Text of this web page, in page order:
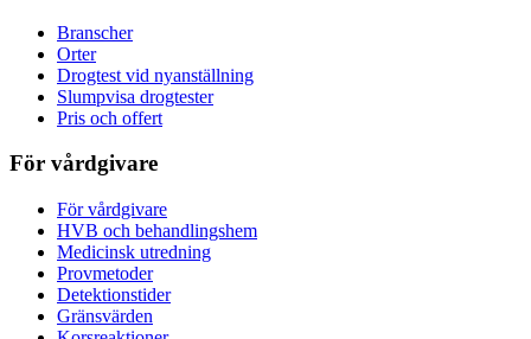
Branscher
Orter
Drogtest vid nyanställning
Slumpvisa drogtester
Pris och offert
För vårdgivare
För vårdgivare
HVB och behandlingshem
Medicinsk utredning
Provmetoder
Detektionstider
Gränsvärden